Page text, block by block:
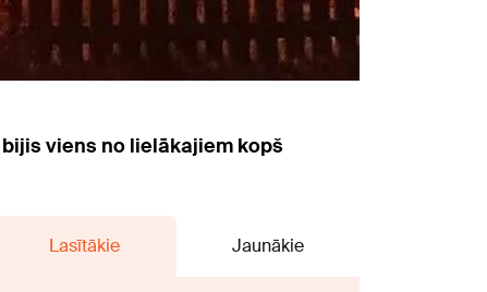
viens no lielākajiem kopš
Lasītākie Jaunākie